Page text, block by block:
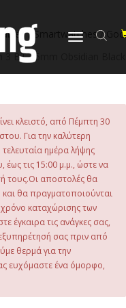
Εναλλαγή
/ Smartwatches/
BT 45mm Obsidian Black
κλειστό, από Πέμπτη 30
Για την καλύτερη
ημέρα λήψης
έως τις 15:00 μ.μ., ώστε να
τους.Οι αποστολές θα
θα πραγματοποιούνται
καταχώρισης των
έγκαιρα τις ανάγκες σας,
σας πριν από
θερμά για την
ευχόμαστε ένα όμορφο,